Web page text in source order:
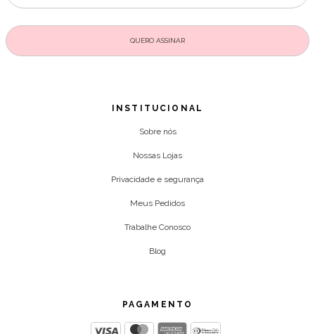
INSTITUCIONAL
Sobre nós
Nossas Lojas
Privacidade e segurança
Meus Pedidos
Trabalhe Conosco
Blog
PAGAMENTO